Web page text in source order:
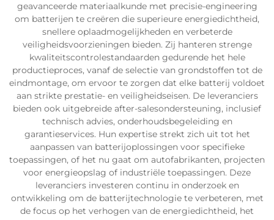
geavanceerde materiaalkunde met precisie-engineering
om batterijen te creëren die superieure energiedichtheid,
snellere oplaadmogelijkheden en verbeterde
veiligheidsvoorzieningen bieden. Zij hanteren strenge
kwaliteitscontrolestandaarden gedurende het hele
productieproces, vanaf de selectie van grondstoffen tot de
eindmontage, om ervoor te zorgen dat elke batterij voldoet
aan strikte prestatie- en veiligheidseisen. De leveranciers
bieden ook uitgebreide after-salesondersteuning, inclusief
technisch advies, onderhoudsbegeleiding en
garantieservices. Hun expertise strekt zich uit tot het
aanpassen van batterijoplossingen voor specifieke
toepassingen, of het nu gaat om autofabrikanten, projecten
voor energieopslag of industriële toepassingen. Deze
leveranciers investeren continu in onderzoek en
ontwikkeling om de batterijtechnologie te verbeteren, met
de focus op het verhogen van de energiedichtheid, het